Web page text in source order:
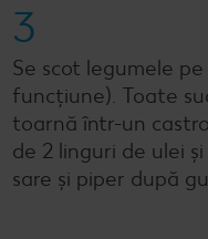
3
Se scot legumele
funcțiune). Toate
toarnă într-un
de 2 linguri de ulei
sare și piper după